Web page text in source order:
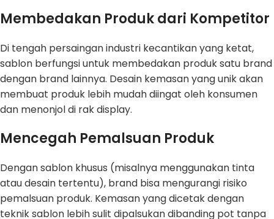
Membedakan Produk dari Kompetitor
Di tengah persaingan industri kecantikan yang ketat,
sablon berfungsi untuk membedakan produk satu brand
dengan brand lainnya. Desain kemasan yang unik akan
membuat produk lebih mudah diingat oleh konsumen
dan menonjol di rak display.
Mencegah Pemalsuan Produk
Dengan sablon khusus (misalnya menggunakan tinta
atau desain tertentu), brand bisa mengurangi risiko
pemalsuan produk. Kemasan yang dicetak dengan
teknik sablon lebih sulit dipalsukan dibanding pot tanpa